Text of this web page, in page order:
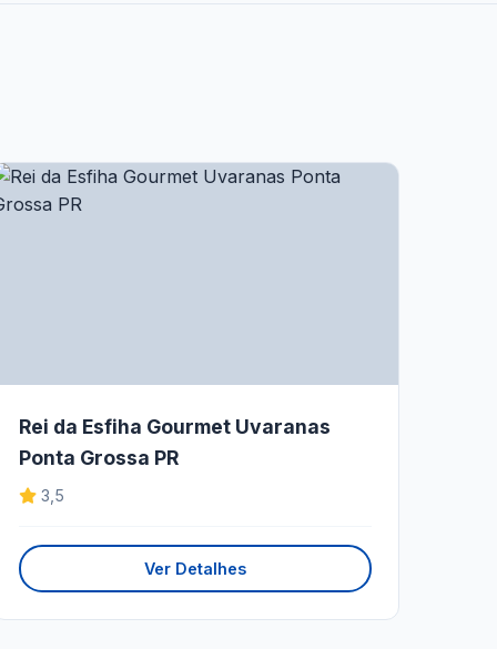
Rei da Esfiha Gourmet Uvaranas
Ponta Grossa PR
3,5
Ver Detalhes